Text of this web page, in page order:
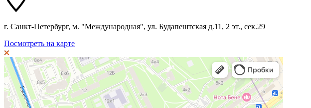
г. Санкт-Петербург, м. "Международная", ул. Будапештская д.11, 2 эт., сек.29
Посмотреть на карте